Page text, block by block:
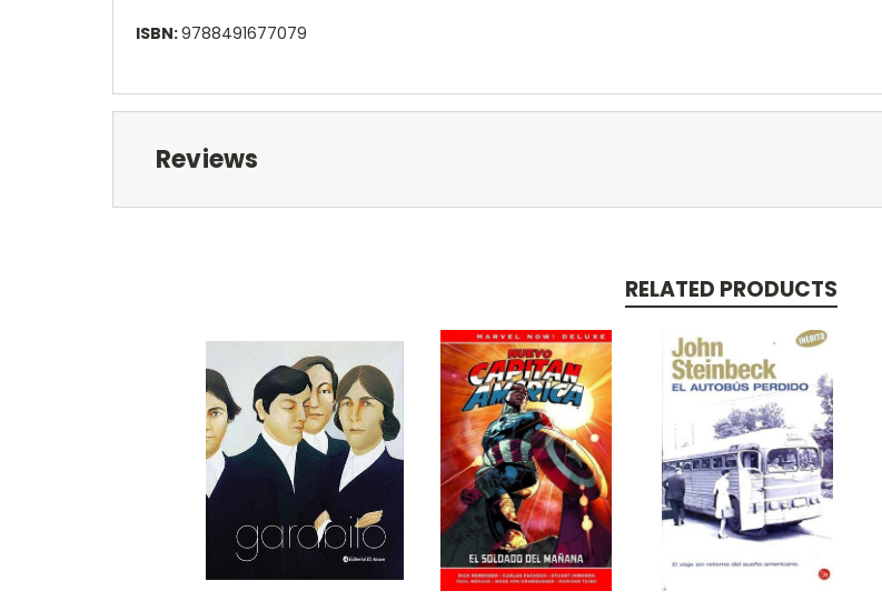
ISBN:9788491677079
Reviews
RELATED PRODUCTS